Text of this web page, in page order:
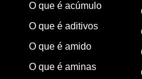
O que é acúmulo
O que é aditivos
O que é amido
O que é aminas